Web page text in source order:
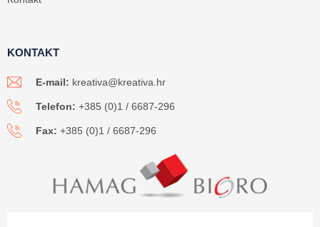
KONTAKT
E-mail: kreativa@kreativa.hr
Telefon: +385 (0)1 / 6687-296
Fax: +385 (0)1 / 6687-296